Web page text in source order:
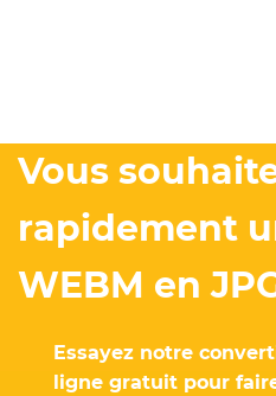
Vous
rapidement
WEBM en
Essayez notre
ligne gratuit pour